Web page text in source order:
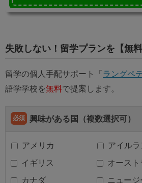
失敗しない！留学プランを【無
留学の個人手配サポート「 ラングペ
語学学校を無料で提案します。
必須 興味がある国（複数選択可）
アメリカ
アイルラ
イギリス
オースト
カナダ
ニュージ